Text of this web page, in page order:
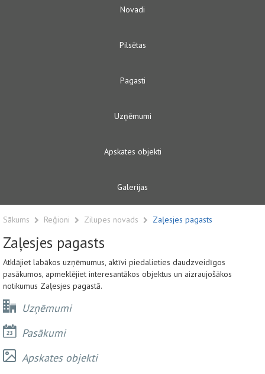
Novadi
Pilsētas
Pagasti
Uzņēmumi
Apskates objekti
Galerijas
Sākums Reģioni Zilupes novads Zaļesjes pagasts
Zaļesjes pagasts
Atklājiet labākos uzņēmumus, aktīvi piedalieties daudzveidīgos
pasākumos, apmeklējiet interesantākos objektus un aizraujošākos
notikumus Zaļesjes pagastā.
Uzņēmumi
Pasākumi
Apskates objekti